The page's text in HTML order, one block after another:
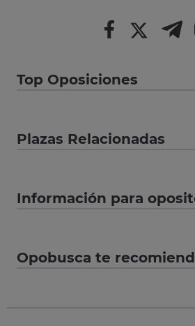
Top Oposiciones
Plazas Relacionadas
Información para
Opobusca te